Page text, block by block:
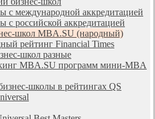
с международной аккредитацией
с российской аккредитацией
школ MBA.SU (народный)
рейтинг Financial Times
школ разные
MBA.SU программ мини-MBA
школы в рейтингах QS